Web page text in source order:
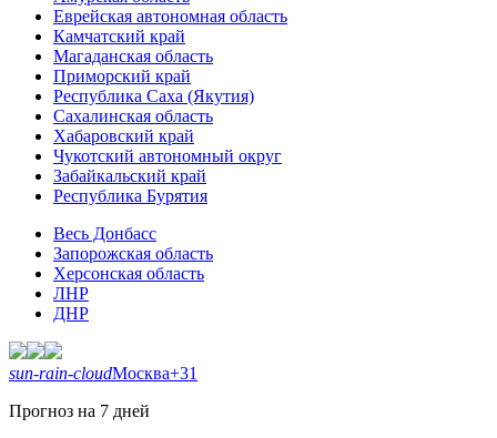
Еврейская автономная область
Камчатский край
Магаданская область
Приморский край
Республика Саха (Якутия)
Сахалинская область
Хабаровский край
Чукотский автономный округ
Забайкальский край
Республика Бурятия
Весь Донбасс
Запорожская область
Херсонская область
ЛНР
ДНР
sun-rain-cloudМосква+31
Прогноз на 7 дней